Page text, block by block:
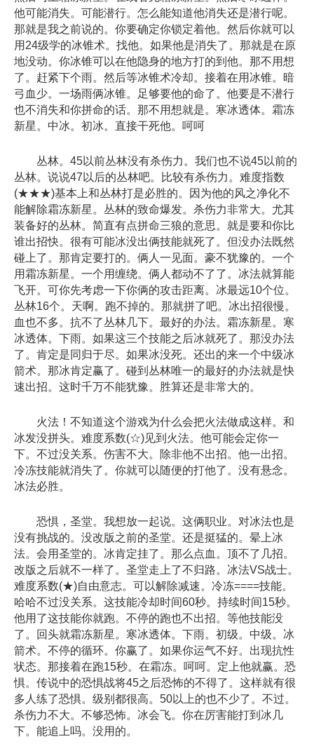
他可能消失。可能潜行。怎么能知道他消失还是潜行呢。
那就是我之前说的。你要确定你锁定着他。然后你就可以
用24级学的冰锥术。找他。如果他是消失了。那就是在原
地没动。你冰锥可以在他隐身的地方打的到他。那不用想
了。赶紧下个雨。然后等冰锥术冷却。接着在用冰锥。暗
弓血少。一场雨俩冰锥。足够要他的命了。他要是不潜行
也不消失和你拼命的话。那不用想就是。寒冰透体。霜冻
新星。中冰。初冰。直接干死他。呵呵
丛林。45以前丛林没有杀伤力。我们也不说45以前的
丛林。说说47以后的丛林吧。比较有杀伤力。难度指数
(★★★)基本上和丛林打是必胜的。因为他的风之净化不
能解除霜冻新星。丛林的致命爆发。杀伤力非常大。尤其
装备好的丛林。简直有点拼命三狼的意思。就是要和你比
谁出招快。很有可能冰没出俩技能就死了。但没办法既然
碰上了。那肯定要打的。俩人一见面。豪不犹豫的。一个
用霜冻新星。一个用缠绕。俩人都动不了了。冰法就算能
飞开。可你先考虑一下你俩的攻击距离。冰最远10个位。
丛林16个。天啊。跑不掉的。那就拼了吧。冰出招很慢。
血也不多。抗不了丛林几下。最好的办法。霜冻新星。寒
冰透体。下雨。如果这三个技能之后冰就死了。那没办法
了。肯定是同归于尽。如果冰没死。还出的来一个中级冰
箭术。那冰肯定赢了。碰到丛林唯一的最好的办法就是快
速出招。这时千万不能犹豫。胜算还是非常大的。
火法！不知道这个游戏为什么会把火法做成这样。和
冰发没拼头。难度系数(☆)见到火法。他可能会定你一
下。不过没关系。伤害不大。除非他不出招。他一出招。
冷冻技能就消失了。你就可以随便的打他了。没有悬念。
冰法必胜。
恐惧，圣堂。我想放一起说。这俩职业。对冰法也是
没有挑战的。没改版之前的圣堂。还是挺猛的。晕上冰
法。会用圣堂的。冰肯定挂了。那么点血。顶不了几招。
改版之后就不一样了。圣堂走上了不归路。冰法VS战士。
难度系数(★)自由意志。可以解除减速。冷冻====技能。
哈哈不过没关系。这技能冷却时间60秒。持续时间15秒。
他用了这技能你就跑。不停的跑也不出招。等他技能没
了。回头就霜冻新星。寒冰透体。下雨。初级。中级。冰
箭术。不停的循环。你赢了。如果你运气不好。出现抗性
状态。那接着在跑15秒。在霜冻。呵呵。定上他就赢。恐
惧。传说中的恐惧战将45之后恐怖的不得了。这样就有很
多人练了恐惧。级别都很高。50以上的也不少了。不过。
杀伤力不大。不够恐怖。冰会飞。你在厉害能打到冰几
下。能追上吗。没用的。